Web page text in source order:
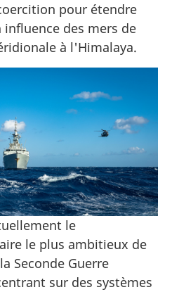
pour étendre
des mers de
à l'Himalaya.
le
le plus ambitieux de
Seconde Guerre
sur des systèmes